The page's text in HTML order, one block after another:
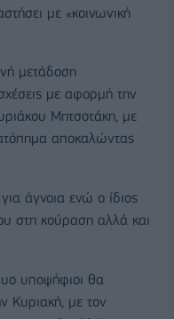
με «κοινωνική
μετάδοση
με αφορμή την
Μητσοτάκη, με
αποκαλώντας
άγνοια ενώ ο ίδιος
στη κούραση αλλά και
υποψήφιοι θα
Κυριακή, με τον